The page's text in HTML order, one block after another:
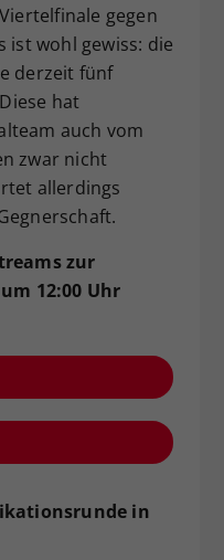
gegen
ist wohl gewiss: die
derzeit fünf
hat
auch vom
zwar nicht
allerdings
zur
12:00 Uhr
in